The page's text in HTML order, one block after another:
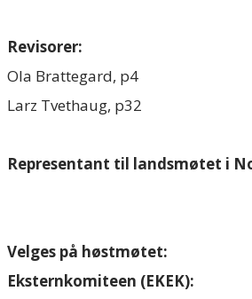
Revisorer:
Ola Brattegard, p4
Larz Tvethaug, p32
Representant til landsmøtet i
Velges på høstmøtet:
Eksternkomiteen (EKEK):